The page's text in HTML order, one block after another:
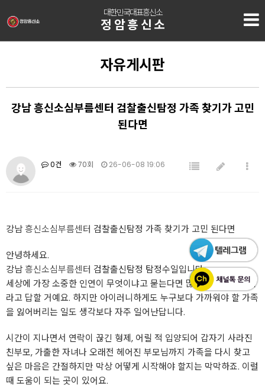
대한민국대표흥신소
정암흥신소
자유게시판
강남 흥신소심부름센터 검찰출신탐정 가족 찾기가 고민
된다면
0건 70회 26-06-08 19:06
강남흥신소심부름센터 검찰출신탐정 가족 찾기가 고민 된다면
안녕하세요.
강남흥신소심부름센터 검찰출신탐정 탐정수일입니다.
세상에 가장 소중한 인연이 무엇이냐고 묻는다면 많은 분들이 가족이
라고 답할 거예요. 하지만 아이러니하게도 누구보다 가까워야 할 가족
을 잃어버리는 일도 생각보다 자주 일어난답니다.
시간이 지나면서 연락이 끊긴 형제, 어릴 적 입양되어 갑자기 사라진
친부모, 가출한 자녀나 오래전 헤어진 부모님까지 가족을 다시 찾고
싶은 마음은 간절하지만 막상 어떻게 시작해야 할지는 막막하죠. 이럴
때 도움이 되는 곳이 있어요.